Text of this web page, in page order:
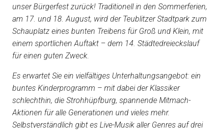
unser Bürgerfest zurück! Traditionell in den Sommerferien,
am 17. und 18. August, wird der Teublitzer Stadtpark zum
Schauplatz eines bunten Treibens für Groß und Klein, mit
einem sportlichen Auftakt – dem 14. Städtedreieckslauf
für einen guten Zweck.
Es erwartet Sie ein vielfältiges Unterhaltungsangebot: ein
buntes Kinderprogramm – mit dabei der Klassiker
schlechthin, die Strohhüpfburg, spannende Mitmach-
Aktionen für alle Generationen und vieles mehr.
Selbstverständlich gibt es Live-Musik aller Genres auf drei